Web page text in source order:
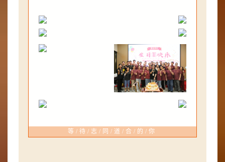
等/待/志/同/道/合/的/你